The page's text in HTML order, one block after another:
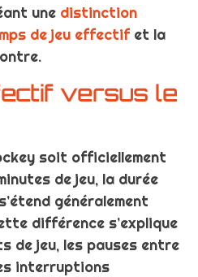
une distinction
de jeu effectif et la
versus le
soit officiellement
de jeu, la durée
généralement
différence s’explique
de jeu, les pauses entre
interruptions